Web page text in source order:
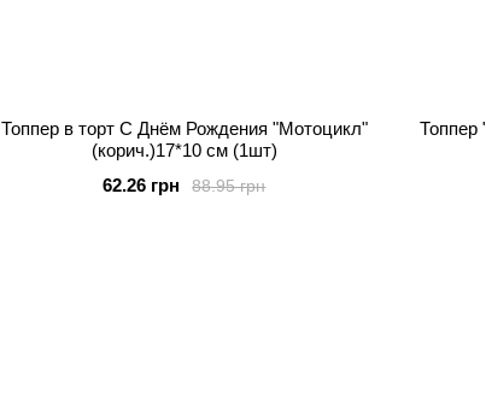
Топпер в торт С Днём Рождения "Мотоцикл"
(корич.)17*10 см (1шт)
88.95 грн
62.26 грн
Топпер